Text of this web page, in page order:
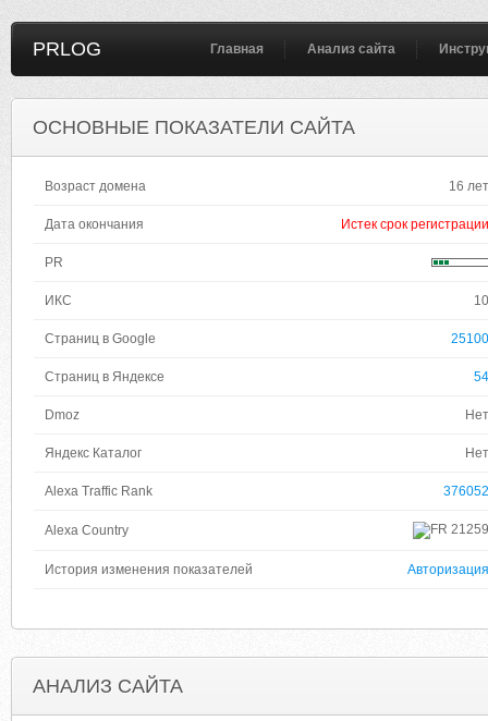
PRLOG Главная Анализ сайта
ОСНОВНЫЕ ПОКАЗАТЕЛИ САЙТА
Возраст домена 16 лет
Дата окончания Истек срок регистрации
PR
ИКС 10
Страниц в Google 25100
Страниц в Яндексе 54
Dmoz Нет
Яндекс Каталог Нет
Alexa Traffic Rank 376052
Alexa Country 21259
История изменения показателей Авторизация
АНАЛИЗ САЙТА